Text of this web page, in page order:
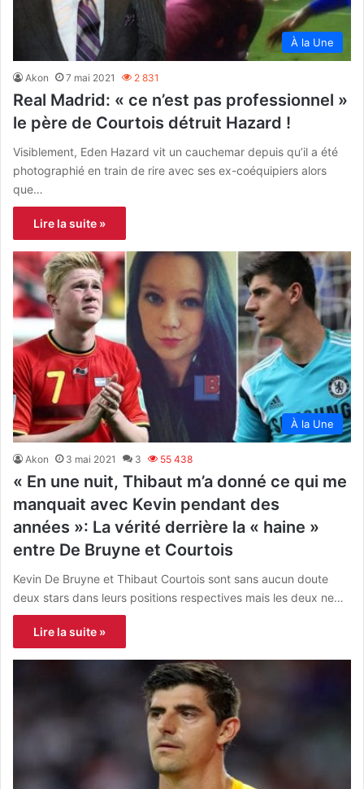
À la Une
Akon 7 mai 2021 2 831
Real Madrid: « ce n’est pas professionnel »
le père de Courtois détruit Hazard !
Visiblement, Eden Hazard vit un cauchemar depuis qu’il a été
photographié en train de rire avec ses ex-coéquipiers alors
que…
Lire la suite »
À la Une
Akon 3 mai 2021 3 55 438
« En une nuit, Thibaut m’a donné ce qui me
manquait avec Kevin pendant des
années »: La vérité derrière la « haine »
entre De Bruyne et Courtois
Kevin De Bruyne et Thibaut Courtois sont sans aucun doute
deux stars dans leurs positions respectives mais les deux ne…
Lire la suite »